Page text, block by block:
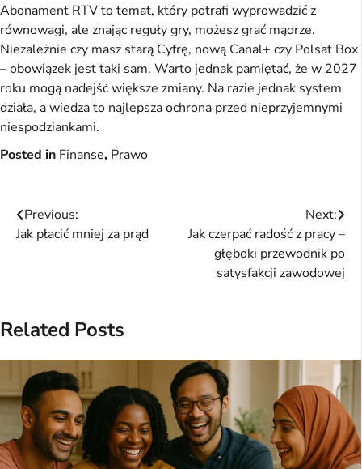
Abonament RTV to temat, który potrafi wyprowadzić z
równowagi, ale znając reguły gry, możesz grać mądrze.
Niezależnie czy masz starą Cyfrę, nową Canal+ czy Polsat Box
– obowiązek jest taki sam. Warto jednak pamiętać, że w 2027
roku mogą nadejść większe zmiany. Na razie jednak system
działa, a wiedza to najlepsza ochrona przed nieprzyjemnymi
niespodziankami.
Posted in Finanse, Prawo
Nawigacja
wpisu
Previous:
Jak płacić mniej za prąd
Next:
Jak czerpać radość z pracy –
głęboki przewodnik po
satysfakcji zawodowej
Related Posts